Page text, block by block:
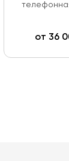
от 36